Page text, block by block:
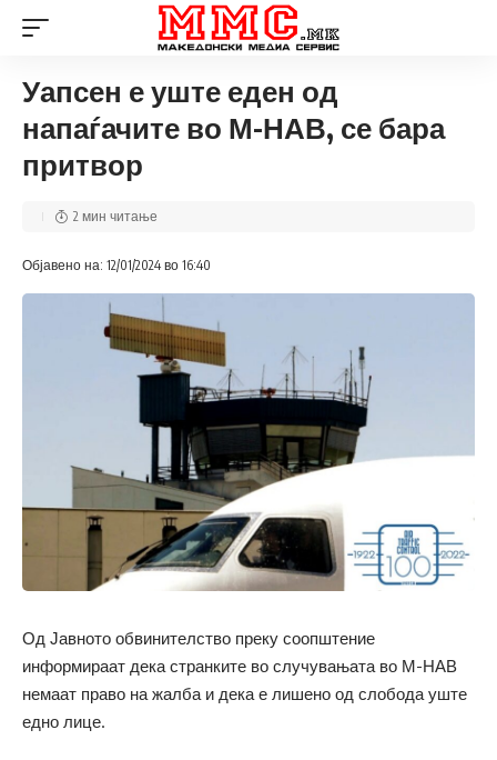
Уапсен е уште еден од
напаѓачите во М-НАВ, се бара
притвор
Објавено на: 12/01/2024 во 16:40
2 мин читање
Од Јавното обвинителство преку соопштение
информираат дека странките во случувањата во М-НАВ
немаат право на жалба и дека е лишено од слобода уште
едно лице.